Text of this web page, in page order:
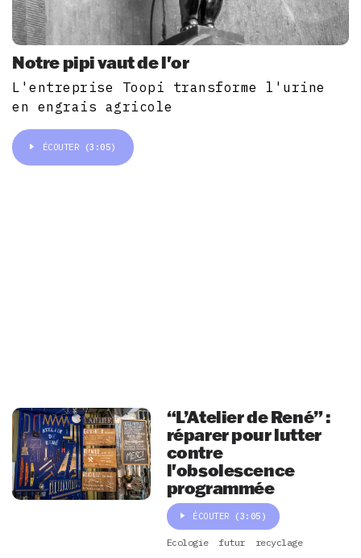
Notre pipi vaut de l'or
L'entreprise Toopi transforme l'urine
en engrais agricole
ÉCOUTER (3:05)
“L’Atelier de René” :
réparer pour lutter
contre
l'obsolescence
programmée
ÉCOUTER (3:05)
Ecologie futur recyclage